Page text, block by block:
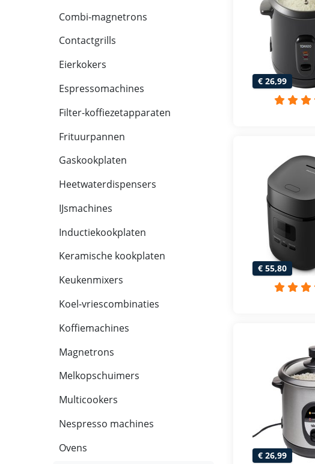
Combi-magnetrons
Contactgrills
Eierkokers
Espressomachines
Filter-koffiezetapparaten
Frituurpannen
Gaskookplaten
Heetwaterdispensers
IJsmachines
Inductiekookplaten
Keramische kookplaten
Keukenmixers
Koel-vriescombinaties
Koffiemachines
Magnetrons
Melkopschuimers
Multicookers
Nespresso machines
Ovens
€ 26,99
€ 55,80
€ 26,99